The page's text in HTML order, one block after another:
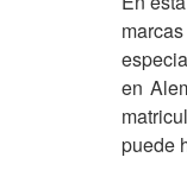
en
puede